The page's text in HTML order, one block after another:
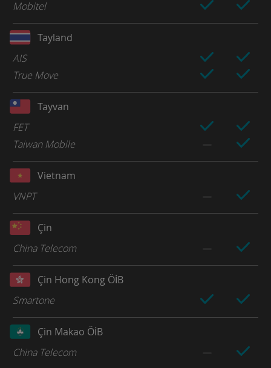
Mobitel
Tayland
AIS
True Move
Tayvan
FET
Taiwan Mobile
Vietnam
VNPT
Çin
China Telecom
Çin Hong Kong ÖİB
Smartone
Çin Makao ÖİB
China Telecom